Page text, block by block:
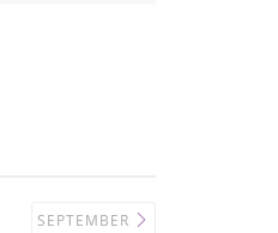
SEPTEMBER